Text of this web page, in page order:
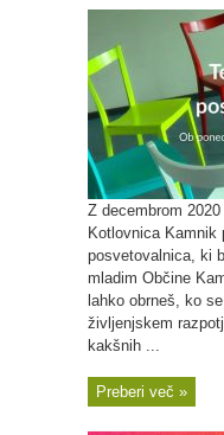
Z decembrom
Kotlovnica Kamnik
posvetovalnica, ki
mladim Občine
lahko obrneš, ko
življenjskem
kakšnih ...
Preberi več »